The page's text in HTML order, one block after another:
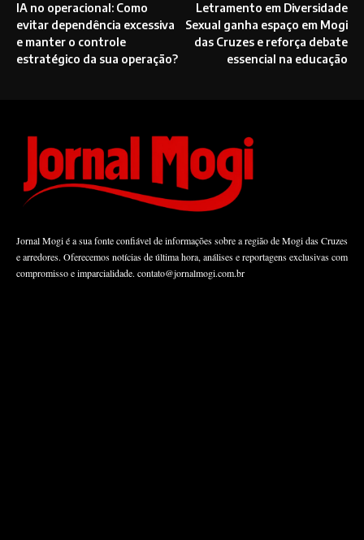
IA no operacional: Como
evitar dependência excessiva
e manter o controle
estratégico da sua operação?
Letramento em Diversidade
Sexual ganha espaço em Mogi
das Cruzes e reforça debate
essencial na educação
Jornal Mogi é a sua fonte confiável de informações sobre a região de Mogi das Cruzes
e arredores. Oferecemos notícias de última hora, análises e reportagens exclusivas com
compromisso e imparcialidade. contato@jornalmogi.com.br